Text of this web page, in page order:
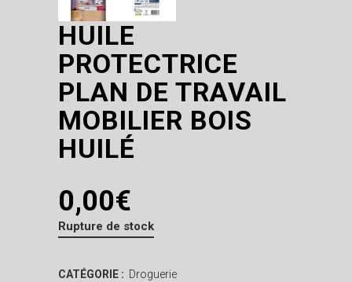
HUILE
PROTECTRICE
PLAN DE TRAVAIL
MOBILIER BOIS
HUILÉ
0,00€
Rupture de stock
CATÉGORIE : Droguerie